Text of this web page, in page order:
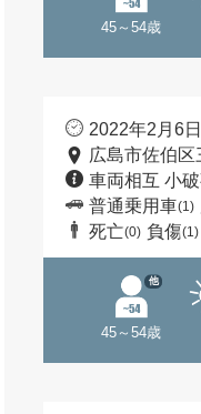
45～54歳
2022年2月6
広島市佐伯
車両相互 小
普通乗用車(1)
死亡(0) 負傷(1)
45～54歳
他